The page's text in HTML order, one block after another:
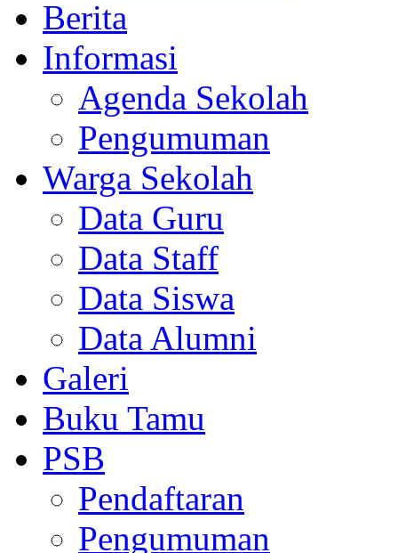
Berita
Informasi
Agenda Sekolah
Pengumuman
Warga Sekolah
Data Guru
Data Staff
Data Siswa
Data Alumni
Galeri
Buku Tamu
PSB
Pendaftaran
Pengumuman